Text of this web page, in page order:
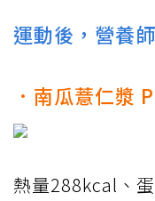
運動後，營養
．南瓜薏仁
熱量288kcal、